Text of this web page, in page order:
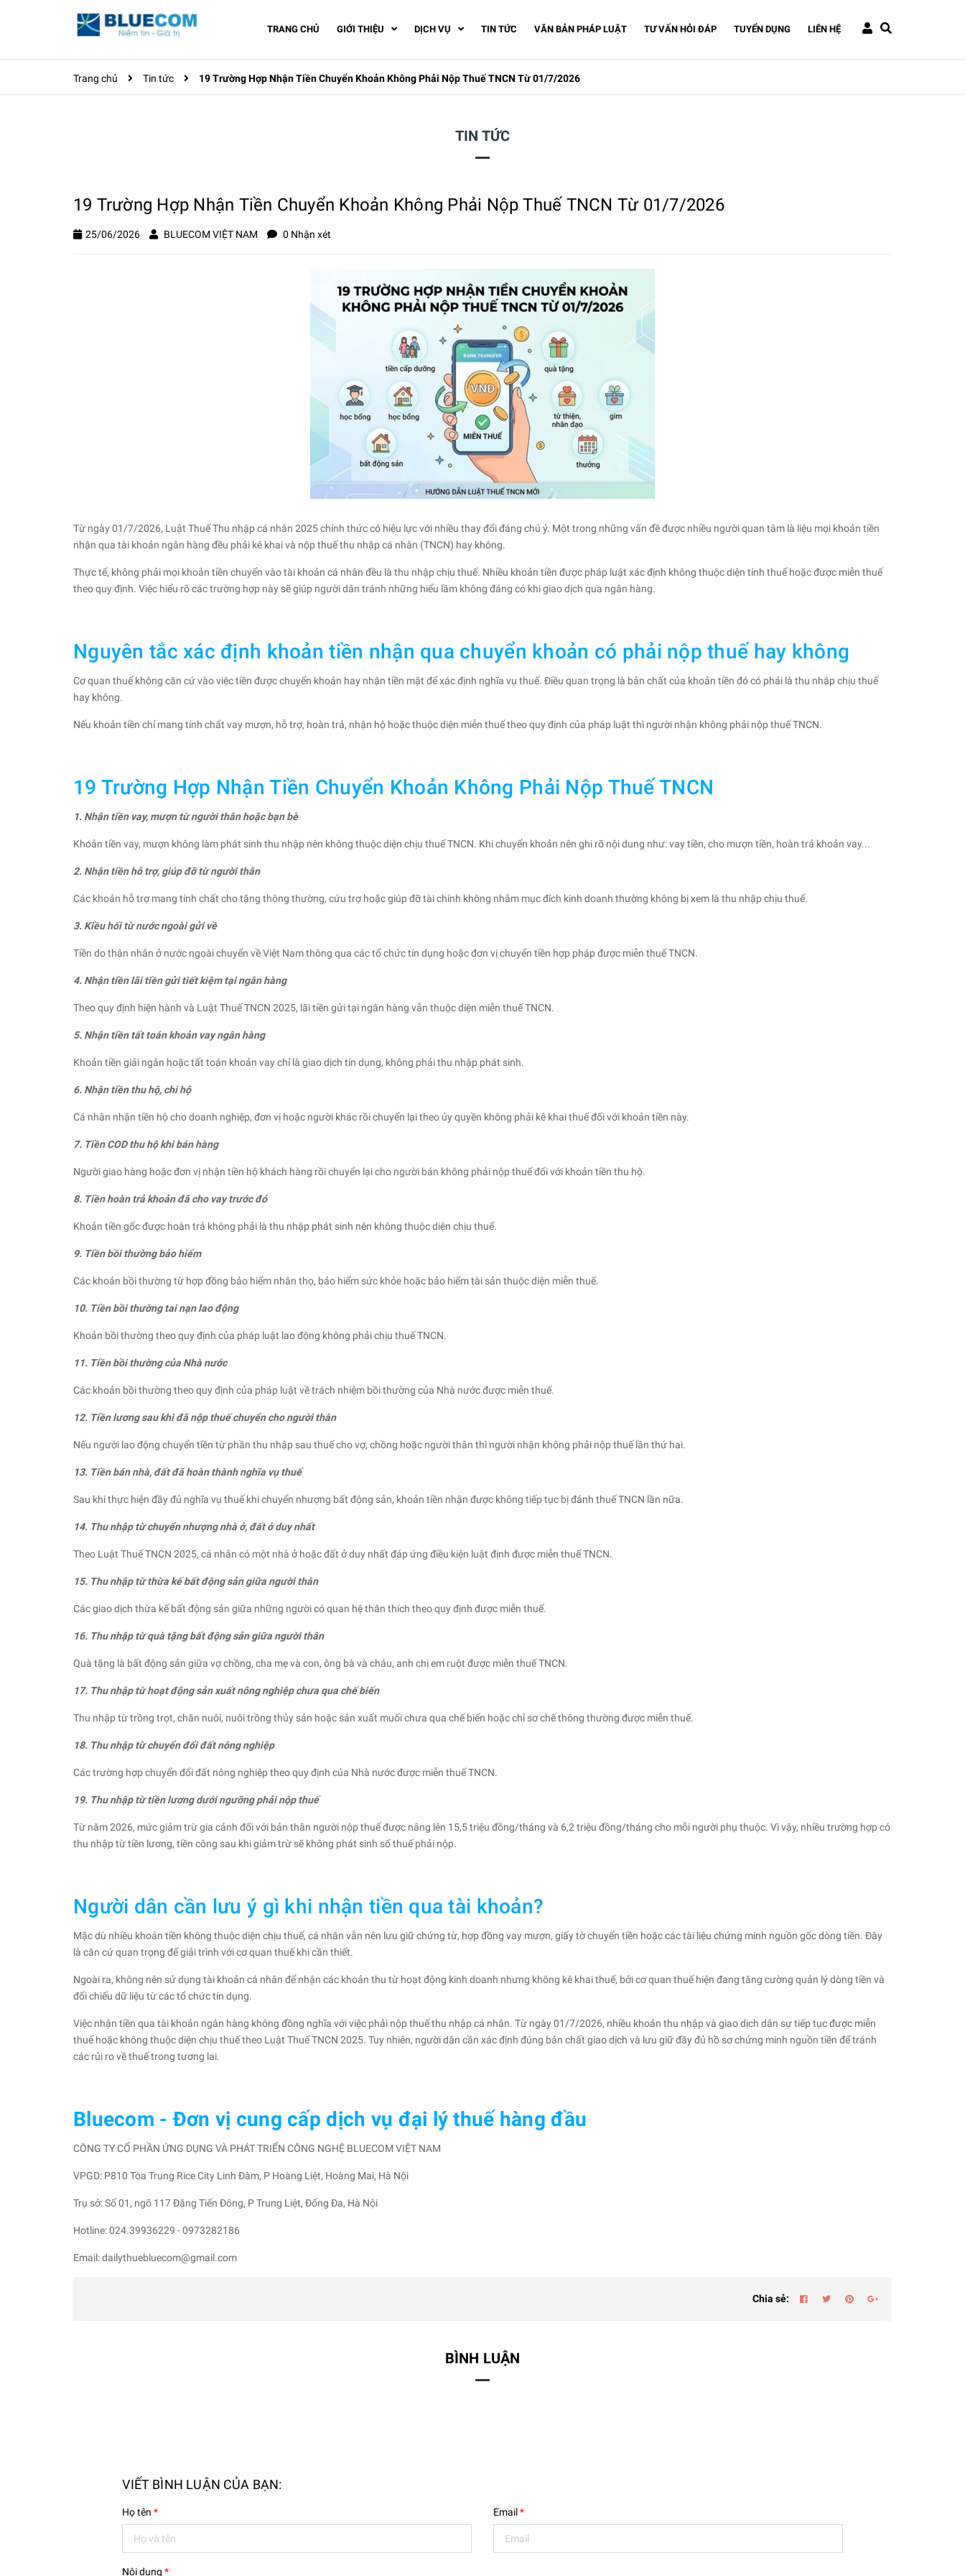
TRANG CHỦ GIỚI THIỆU DỊCH VỤ TIN TỨC VĂN BẢN PHÁP LUẬT TƯ VẤN HỎI ĐÁP TUYỂN DỤNG LIÊN HỆ
Trang chủ Tin tức 19 Trường Hợp Nhận Tiền Chuyển Khoản Không Phải Nộp Thuế TNCN Từ 01/7/2026
TIN TỨC
19 Trường Hợp Nhận Tiền Chuyển Khoản Không Phải Nộp Thuế TNCN Từ 01/7/2026
25/06/2026 BLUECOM VIỆT NAM 0 Nhận xét
Từ ngày 01/7/2026, Luật Thuế Thu nhập cá nhân 2025 chính thức có hiệu lực với nhiều thay đổi đáng chú ý. Một trong những vấn đề được nhiều người quan tâm là liệu mọi khoản tiền
nhận qua tài khoản ngân hàng đều phải kê khai và nộp thuế thu nhập cá nhân (TNCN) hay không.
Thực tế, không phải mọi khoản tiền chuyển vào tài khoản cá nhân đều là thu nhập chịu thuế. Nhiều khoản tiền được pháp luật xác định không thuộc diện tính thuế hoặc được miễn thuế
theo quy định. Việc hiểu rõ các trường hợp này sẽ giúp người dân tránh những hiểu lầm không đáng có khi giao dịch qua ngân hàng.
Nguyên tắc xác định khoản tiền nhận qua chuyển khoản có phải nộp thuế hay không
Cơ quan thuế không căn cứ vào việc tiền được chuyển khoản hay nhận tiền mặt để xác định nghĩa vụ thuế. Điều quan trọng là bản chất của khoản tiền đó có phải là thu nhập chịu thuế
hay không.
Nếu khoản tiền chỉ mang tính chất vay mượn, hỗ trợ, hoàn trả, nhận hộ hoặc thuộc diện miễn thuế theo quy định của pháp luật thì người nhận không phải nộp thuế TNCN.
19 Trường Hợp Nhận Tiền Chuyển Khoản Không Phải Nộp Thuế TNCN
1. Nhận tiền vay, mượn từ người thân hoặc bạn bè
Khoản tiền vay, mượn không làm phát sinh thu nhập nên không thuộc diện chịu thuế TNCN. Khi chuyển khoản nên ghi rõ nội dung như: vay tiền, cho mượn tiền, hoàn trả khoản vay...
2. Nhận tiền hỗ trợ, giúp đỡ từ người thân
Các khoản hỗ trợ mang tính chất cho tặng thông thường, cứu trợ hoặc giúp đỡ tài chính không nhằm mục đích kinh doanh thường không bị xem là thu nhập chịu thuế.
3. Kiều hối từ nước ngoài gửi về
Tiền do thân nhân ở nước ngoài chuyển về Việt Nam thông qua các tổ chức tín dụng hoặc đơn vị chuyển tiền hợp pháp được miễn thuế TNCN.
4. Nhận tiền lãi tiền gửi tiết kiệm tại ngân hàng
Theo quy định hiện hành và Luật Thuế TNCN 2025, lãi tiền gửi tại ngân hàng vẫn thuộc diện miễn thuế TNCN.
5. Nhận tiền tất toán khoản vay ngân hàng
Khoản tiền giải ngân hoặc tất toán khoản vay chỉ là giao dịch tín dụng, không phải thu nhập phát sinh.
6. Nhận tiền thu hộ, chi hộ
Cá nhân nhận tiền hộ cho doanh nghiệp, đơn vị hoặc người khác rồi chuyển lại theo ủy quyền không phải kê khai thuế đối với khoản tiền này.
7. Tiền COD thu hộ khi bán hàng
Người giao hàng hoặc đơn vị nhận tiền hộ khách hàng rồi chuyển lại cho người bán không phải nộp thuế đối với khoản tiền thu hộ.
8. Tiền hoàn trả khoản đã cho vay trước đó
Khoản tiền gốc được hoàn trả không phải là thu nhập phát sinh nên không thuộc diện chịu thuế.
9. Tiền bồi thường bảo hiểm
Các khoản bồi thường từ hợp đồng bảo hiểm nhân thọ, bảo hiểm sức khỏe hoặc bảo hiểm tài sản thuộc diện miễn thuế.
10. Tiền bồi thường tai nạn lao động
Khoản bồi thường theo quy định của pháp luật lao động không phải chịu thuế TNCN.
11. Tiền bồi thường của Nhà nước
Các khoản bồi thường theo quy định của pháp luật về trách nhiệm bồi thường của Nhà nước được miễn thuế.
12. Tiền lương sau khi đã nộp thuế chuyển cho người thân
Nếu người lao động chuyển tiền từ phần thu nhập sau thuế cho vợ, chồng hoặc người thân thì người nhận không phải nộp thuế lần thứ hai.
13. Tiền bán nhà, đất đã hoàn thành nghĩa vụ thuế
Sau khi thực hiện đầy đủ nghĩa vụ thuế khi chuyển nhượng bất động sản, khoản tiền nhận được không tiếp tục bị đánh thuế TNCN lần nữa.
14. Thu nhập từ chuyển nhượng nhà ở, đất ở duy nhất
Theo Luật Thuế TNCN 2025, cá nhân có một nhà ở hoặc đất ở duy nhất đáp ứng điều kiện luật định được miễn thuế TNCN.
15. Thu nhập từ thừa kế bất động sản giữa người thân
Các giao dịch thừa kế bất động sản giữa những người có quan hệ thân thích theo quy định được miễn thuế.
16. Thu nhập từ quà tặng bất động sản giữa người thân
Quà tặng là bất động sản giữa vợ chồng, cha mẹ và con, ông bà và cháu, anh chị em ruột được miễn thuế TNCN.
17. Thu nhập từ hoạt động sản xuất nông nghiệp chưa qua chế biến
Thu nhập từ trồng trọt, chăn nuôi, nuôi trồng thủy sản hoặc sản xuất muối chưa qua chế biến hoặc chỉ sơ chế thông thường được miễn thuế.
18. Thu nhập từ chuyển đổi đất nông nghiệp
Các trường hợp chuyển đổi đất nông nghiệp theo quy định của Nhà nước được miễn thuế TNCN.
19. Thu nhập từ tiền lương dưới ngưỡng phải nộp thuế
Từ năm 2026, mức giảm trừ gia cảnh đối với bản thân người nộp thuế được nâng lên 15,5 triệu đồng/tháng và 6,2 triệu đồng/tháng cho mỗi người phụ thuộc. Vì vậy, nhiều trường hợp có
thu nhập từ tiền lương, tiền công sau khi giảm trừ sẽ không phát sinh số thuế phải nộp.
Người dân cần lưu ý gì khi nhận tiền qua tài khoản?
Mặc dù nhiều khoản tiền không thuộc diện chịu thuế, cá nhân vẫn nên lưu giữ chứng từ, hợp đồng vay mượn, giấy tờ chuyển tiền hoặc các tài liệu chứng minh nguồn gốc dòng tiền. Đây
là căn cứ quan trọng để giải trình với cơ quan thuế khi cần thiết.
Ngoài ra, không nên sử dụng tài khoản cá nhân để nhận các khoản thu từ hoạt động kinh doanh nhưng không kê khai thuế, bởi cơ quan thuế hiện đang tăng cường quản lý dòng tiền và
đối chiếu dữ liệu từ các tổ chức tín dụng.
Việc nhận tiền qua tài khoản ngân hàng không đồng nghĩa với việc phải nộp thuế thu nhập cá nhân. Từ ngày 01/7/2026, nhiều khoản thu nhập và giao dịch dân sự tiếp tục được miễn
thuế hoặc không thuộc diện chịu thuế theo Luật Thuế TNCN 2025. Tuy nhiên, người dân cần xác định đúng bản chất giao dịch và lưu giữ đầy đủ hồ sơ chứng minh nguồn tiền để tránh
các rủi ro về thuế trong tương lai.
Bluecom - Đơn vị cung cấp dịch vụ đại lý thuế hàng đầu
CÔNG TY CỔ PHẦN ỨNG DỤNG VÀ PHÁT TRIỂN CÔNG NGHỆ BLUECOM VIỆT NAM
VPGD: P810 Tòa Trung Rice City Linh Đàm, P Hoàng Liệt, Hoàng Mai, Hà Nội
Trụ sở: Số 01, ngõ 117 Đặng Tiến Đông, P Trung Liệt, Đống Đa, Hà Nội
Hotline: 024.39936229 - 0973282186
Email: dailythuebluecom@gmail.com
Chia sẻ:
BÌNH LUẬN
VIẾT BÌNH LUẬN CỦA BẠN:
Họ tên* Email*
Nội dung*